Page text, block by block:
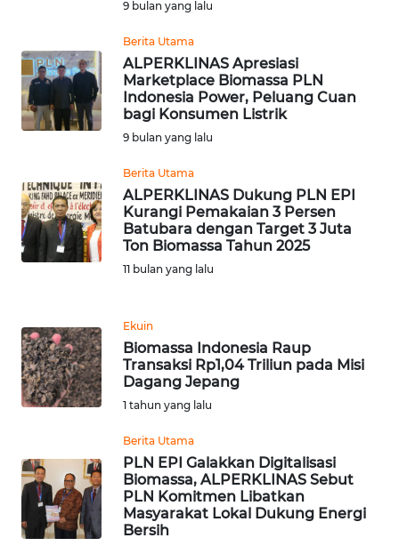
9 bulan yang lalu
Berita Utama
ALPERKLINAS Apresiasi
Marketplace Biomassa PLN
Indonesia Power, Peluang Cuan
bagi Konsumen Listrik
9 bulan yang lalu
Berita Utama
ALPERKLINAS Dukung PLN EPI
Kurangi Pemakaian 3 Persen
Batubara dengan Target 3 Juta
Ton Biomassa Tahun 2025
11 bulan yang lalu
Ekuin
Biomassa Indonesia Raup
Transaksi Rp1,04 Triliun pada Misi
Dagang Jepang
1 tahun yang lalu
Berita Utama
PLN EPI Galakkan Digitalisasi
Biomassa, ALPERKLINAS Sebut
PLN Komitmen Libatkan
Masyarakat Lokal Dukung Energi
Bersih
WN
WN
NTT
WN
PAPUA
WN
WN
RIAU